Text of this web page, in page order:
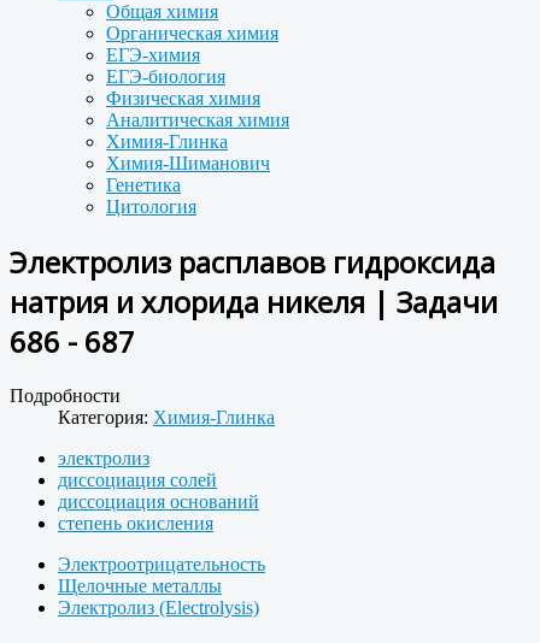
Общая химия
Органическая химия
ЕГЭ-химия
ЕГЭ-биология
Физическая химия
Аналитическая химия
Химия-Глинка
Химия-Шиманович
Генетика
Цитология
Электролиз расплавов гидроксида
натрия и хлорида никеля | Задачи
686 - 687
Подробности
Категория: Химия-Глинка
электролиз
диссоциация солей
диссоциация оснований
степень окисления
Электроотрицательность
Щелочные металлы
Электролиз (Electrolysis)